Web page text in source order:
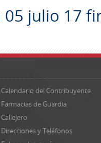
05 julio 17
Calendario del Contribuyente
Farmacias de Guardia
Callejero
Direcciones y Teléfonos